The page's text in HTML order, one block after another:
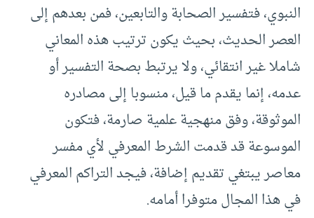
النبوي، فتفسير الصحابة والتابعين، فمن بعدهم إلى
العصر الحديث، بحيث يكون ترتيب هذه المعاني
شاملا غير انتقائي، ولا يرتبط بصحة التفسير أو
عدمه، إنما يقدم ما قيل، منسوبا إلى مصادره
الموثوقة، وفق منهجية علمية صارمة، فتكون
الموسوعة قد قدمت الشرط المعرفي لأي مفسر
معاصر يبتغي تقديم إضافة، فيجد التراكم المعرفي
في هذا المجال متوفرا أمامه.